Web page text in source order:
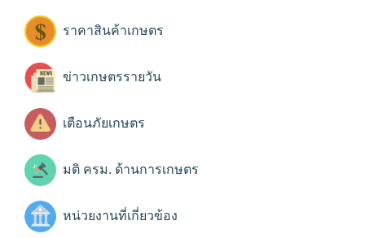
ราคาสินค้าเกษตร
ข่าวเกษตรรายวัน
เตือนภัยเกษตร
มติ ครม. ด้านการเกษตร
หน่วยงานที่เกี่ยวข้อง